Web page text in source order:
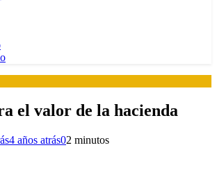
el valor de la hacienda
4 años atrás02 minutos